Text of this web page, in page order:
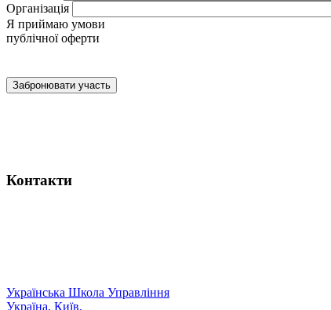
Організація
Я приймаю умови
публічної оферти
Контакти
Українська Школа Управління
Україна, Київ,